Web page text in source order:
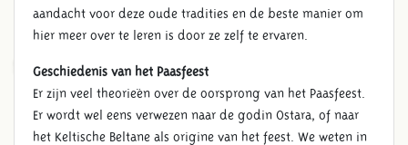
ARCHEON
aandacht voor deze oude tradities en de beste manier om
hier meer over te leren is door ze zelf te ervaren.
Geschiedenis van het Paasfeest
Er zijn veel theorieën over de oorsprong van het Paasfeest.
Er wordt wel eens verwezen naar de godin Ostara, of naar
het Keltische Beltane als origine van het feest. We weten in